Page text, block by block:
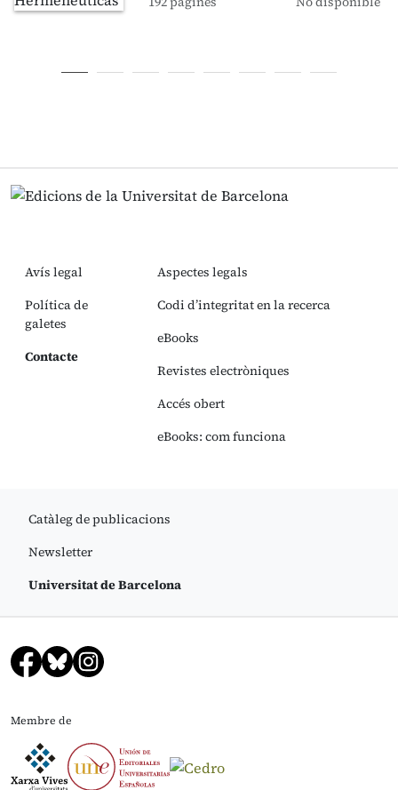
Avís legal
Política de
galetes
Contacte
Aspectes legals
Codi d’integritat en la recerca
eBooks
Revistes electròniques
Accés obert
eBooks: com funciona
Catàleg de publicacions
Newsletter
Universitat de Barcelona
Membre de